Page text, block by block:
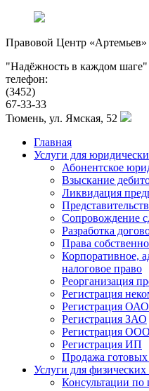
Правовой Центр «Артемьев»
Надёжность в каждом шаге
телефон:
(3452)
67-33-33
Тюмень, ул. Ямская, 52
Главная
Услуги для
Абонентское
Взыскание
Ликвидация
Сопровождение
Разработка
Права
Корпоративное,
налоговое право
Реорганизация
Регистрация
Регистрация ОАО
Регистрация ЗАО
Регистрация ООО
Регистрация ИП
Продажа
Услуги для физических
Консультации